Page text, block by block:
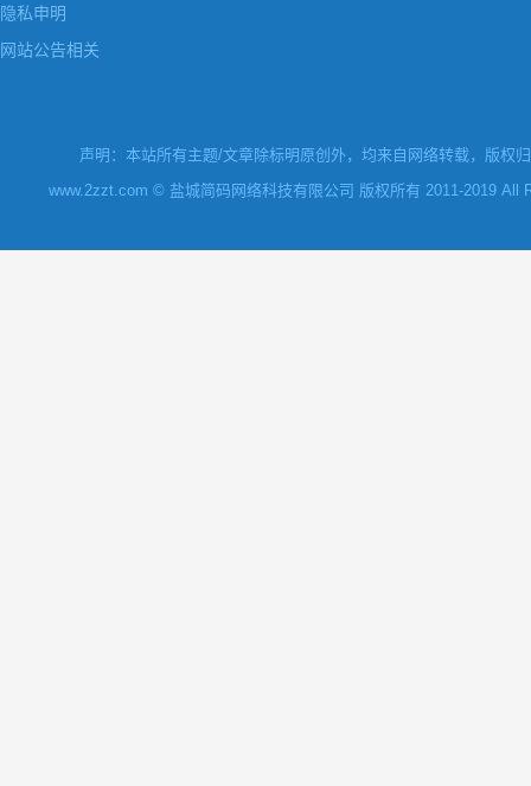
隐私申明
网站公告相关
声明：本站所有主题/文章除标明原创外，均来自网络转载，版权
www.2zzt.com © 盐城简码网络科技有限公司 版权所有 2011-2019